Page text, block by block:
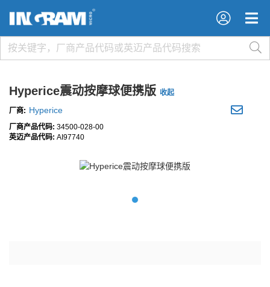
×
×
Hyperice震动按摩球便携版 收起
厂商: Hyperice
厂商产品代码: 34500-028-00
英迈产品代码: AI97740